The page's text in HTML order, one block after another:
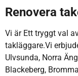
Renovera
Vi är Ett tryggt val
takläggare.Vi
Ulvsunda, Norra
Blackeberg,